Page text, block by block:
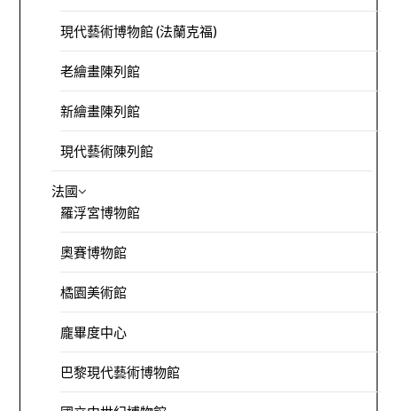
現代藝術博物館 (法蘭克福)
老繪畫陳列館
新繪畫陳列館
現代藝術陳列館
法國
羅浮宮博物館
奧賽博物館
橘園美術館
龐畢度中心
巴黎現代藝術博物館